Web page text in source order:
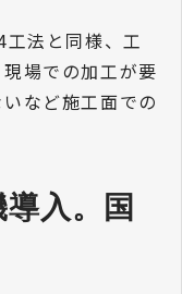
法と同様、工
場での加工が要
など施工面での
入。国